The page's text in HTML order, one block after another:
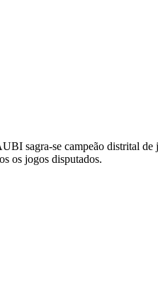
sagra-se campeão distrital de
os jogos disputados.